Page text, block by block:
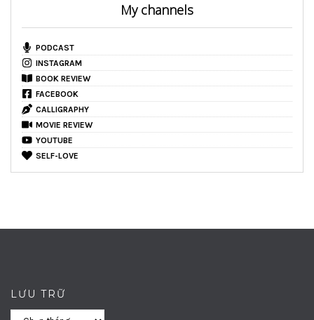
My channels
PODCAST
INSTAGRAM
BOOK REVIEW
FACEBOOK
CALLIGRAPHY
MOVIE REVIEW
YOUTUBE
SELF-LOVE
LƯU TRỮ
Lưu